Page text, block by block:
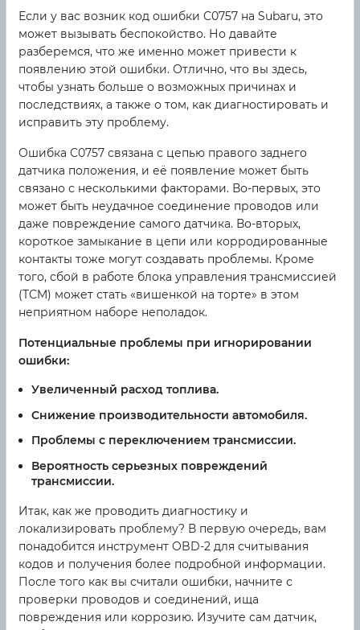
Если у вас возник код ошибки C0757 на Subaru, это
может вызывать беспокойство. Но давайте
разберемся, что же именно может привести к
появлению этой ошибки. Отлично, что вы здесь,
чтобы узнать больше о возможных причинах и
последствиях, а также о том, как диагностировать и
исправить эту проблему.
Ошибка C0757 связана с цепью правого заднего
датчика положения, и её появление может быть
связано с несколькими факторами. Во-первых, это
может быть неудачное соединение проводов или
даже повреждение самого датчика. Во-вторых,
короткое замыкание в цепи или корродированные
контакты тоже могут создавать проблемы. Кроме
того, сбой в работе блока управления трансмиссией
(TCM) может стать «вишенкой на торте» в этом
неприятном наборе неполадок.
Потенциальные проблемы при игнорировании
ошибки:
Увеличенный расход топлива.
Снижение производительности автомобиля.
Проблемы с переключением трансмиссии.
Вероятность серьезных повреждений
трансмиссии.
Итак, как же проводить диагностику и
локализировать проблему? В первую очередь, вам
понадобится инструмент OBD-2 для считывания
кодов и получения более подробной информации.
После того как вы считали ошибки, начните с
проверки проводов и соединений, ища
повреждения или коррозию. Изучите сам датчик,